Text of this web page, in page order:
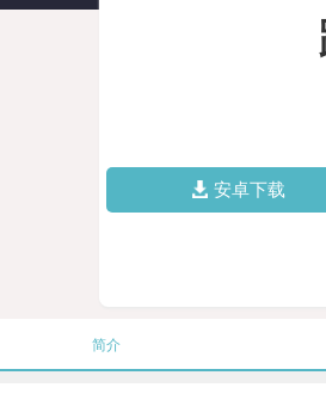
安卓下载
简介